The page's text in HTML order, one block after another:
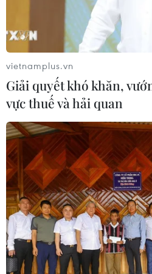
Xem thêm
CƠ QUAN CHỦ QUẢN: THÔNG TẤN XÃ VIỆT
Tổng Biên tập: TRẦN TIẾN
Phó Tổng Biên tập: NGUYỄN
THỦY
Sở hữu trí tuệ
RSS
vietnamplus.vn
Giải quyết khó khăn,
vực thuế và hải quan